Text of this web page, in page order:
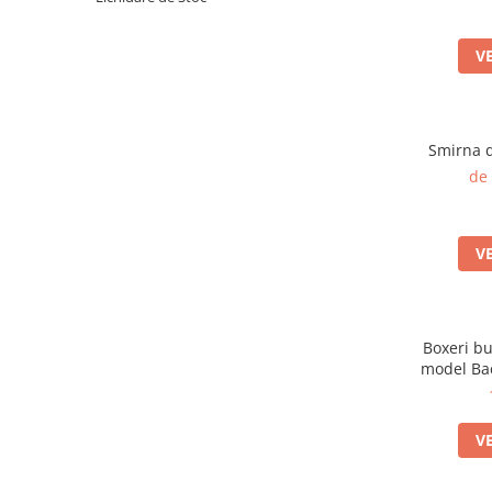
Produse pentru casa
Smirna
de
Boxeri
model